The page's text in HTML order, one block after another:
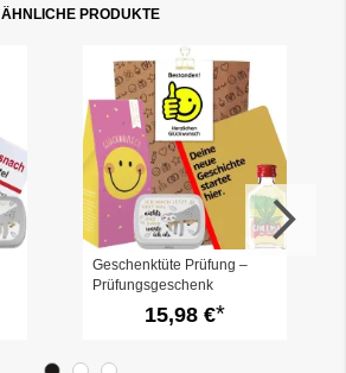
ÄHNLICHE PRODUKTE
Geschenktüte Prüfung –
Prüfungsgeschenk
„Bestanden!“ (Set 2)
15,98 €